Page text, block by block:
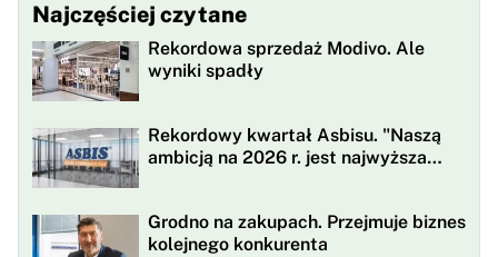
Najczęściej czytane
Rekordowa sprzedaż Modivo. Ale
wyniki spadły
Rekordowy kwartał Asbisu. "Naszą
ambicją na 2026 r. jest najwyższa
Grodno na zakupach. Przejmuje biznes
kolejnego konkurenta